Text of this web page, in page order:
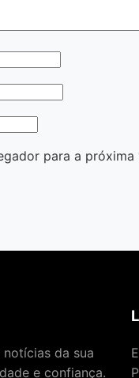
para a
da sua
e confiança.